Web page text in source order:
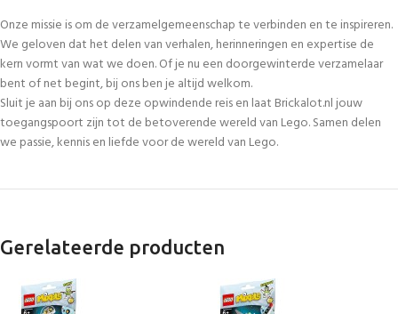
Onze missie is om de verzamelgemeenschap te verbinden en te inspireren.
We geloven dat het delen van verhalen, herinneringen en expertise de
kern vormt van wat we doen. Of je nu een doorgewinterde verzamelaar
bent of net begint, bij ons ben je altijd welkom.
Sluit je aan bij ons op deze opwindende reis en laat Brickalot.nl jouw
toegangspoort zijn tot de betoverende wereld van Lego. Samen delen
we passie, kennis en liefde voor de wereld van Lego.
Gerelateerde producten